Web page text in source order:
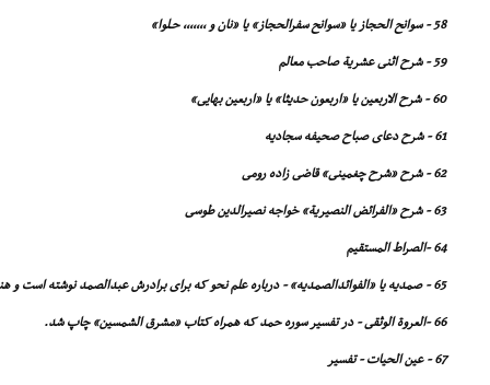
58 - سوانح الحجاز یا «سوانح سفرالحجاز» یا «نان و ,,,,,,, حـلوا»
59 - شرح اثنى عشریة صاحب معالم
60 - شرح الاربعین یا «اربعون حدیثا» یا «اربعین بهایى»
61 - شرح دعاى صباح صحیفه سجادیه
62 - شرح «شرح چغمینى» قاضى زاده رومى
63 - شرح «الفرائض النصیریة» خواجه نصیرالدین طوسى
64 -الصراط المستقیم
65 - صمدیه یا «الفوائدالصمدیه» - درباره علم نحو که براى برادرش عبدالصمد نوشته است و هنوز در حوزه هاى علمیه تدریس مى شود.
66 -العروة الوثقى - در تفسیر سوره حمد که همراه کتاب «مشرق الشمسین» چاپ شد.
67 - عین الحیات - تفسیر